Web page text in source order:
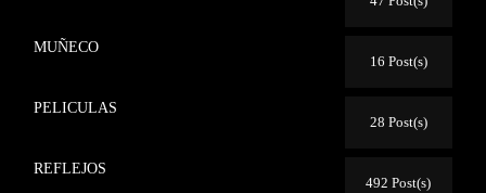
MUÑECO
16 Post(s)
PELICULAS
28 Post(s)
REFLEJOS
492 Post(s)